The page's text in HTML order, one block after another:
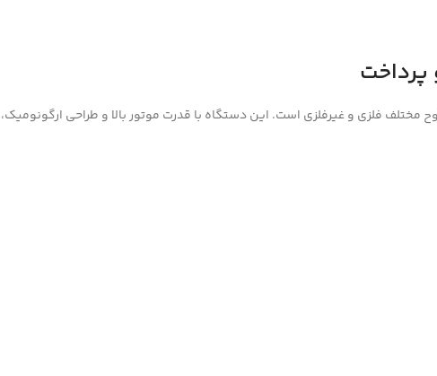
مختلف فلزی و غیرفلزی است. این دستگاه با قدرت موتور بالا و طراحی